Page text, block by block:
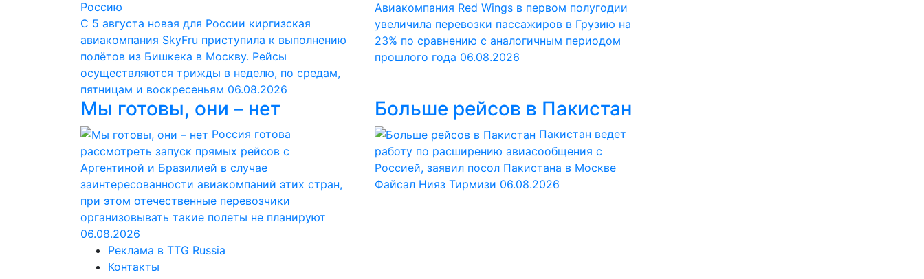
С 5 августа новая для России киргизская
авиакомпания SkyFru приступила к выполнению
полётов из Бишкека в Москву. Рейсы
осуществляются трижды в неделю, по средам,
пятницам и воскресеньям 06.08.2026
Авиакомпания Red Wings в первом полугодии
увеличила перевозки пассажиров в Грузию на
23% по сравнению с аналогичным периодом
прошлого года 06.08.2026
Мы готовы, они – нет
Россия готова
рассмотреть запуск прямых рейсов с
Аргентиной и Бразилией в случае
заинтересованности авиакомпаний этих стран,
при этом отечественные перевозчики
организовывать такие полеты не планируют
06.08.2026
Больше рейсов в Пакистан
Пакистан ведет
работу по расширению авиасообщения с
Россией, заявил посол Пакистана в Москве
Файсал Нияз Тирмизи 06.08.2026
Реклама в TTG Russia
Контакты